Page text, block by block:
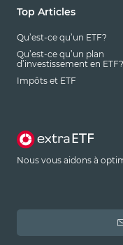
Top Articles
Qu’est-ce qu’un ETF?
Qu’est-ce qu’un plan
d’investissement en ETF?
Impôts et ETF
Nous vous aidons à